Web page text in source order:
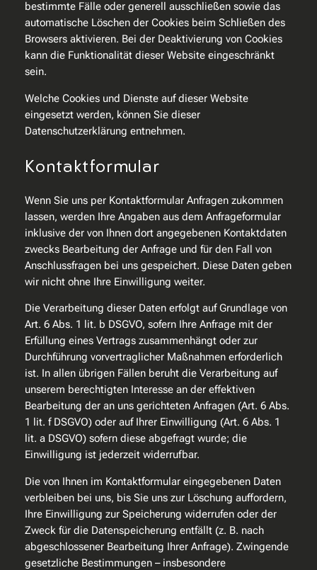
bestimmte Fälle oder generell ausschließen sowie das
automatische Löschen der Cookies beim Schließen des
Browsers aktivieren. Bei der Deaktivierung von Cookies
kann die Funktionalität dieser Website eingeschränkt
sein.
Welche Cookies und Dienste auf dieser Website
eingesetzt werden, können Sie dieser
Datenschutzerklärung entnehmen.
Kontaktformular
Wenn Sie uns per Kontaktformular Anfragen zukommen
lassen, werden Ihre Angaben aus dem Anfrageformular
inklusive der von Ihnen dort angegebenen Kontaktdaten
zwecks Bearbeitung der Anfrage und für den Fall von
Anschlussfragen bei uns gespeichert. Diese Daten geben
wir nicht ohne Ihre Einwilligung weiter.
Die Verarbeitung dieser Daten erfolgt auf Grundlage von
Art. 6 Abs. 1 lit. b DSGVO, sofern Ihre Anfrage mit der
Erfüllung eines Vertrags zusammenhängt oder zur
Durchführung vorvertraglicher Maßnahmen erforderlich
ist. In allen übrigen Fällen beruht die Verarbeitung auf
unserem berechtigten Interesse an der effektiven
Bearbeitung der an uns gerichteten Anfragen (Art. 6 Abs.
1 lit. f DSGVO) oder auf Ihrer Einwilligung (Art. 6 Abs. 1
lit. a DSGVO) sofern diese abgefragt wurde; die
Einwilligung ist jederzeit widerrufbar.
Die von Ihnen im Kontaktformular eingegebenen Daten
verbleiben bei uns, bis Sie uns zur Löschung auffordern,
Ihre Einwilligung zur Speicherung widerrufen oder der
Zweck für die Datenspeicherung entfällt (z. B. nach
abgeschlossener Bearbeitung Ihrer Anfrage). Zwingende
gesetzliche Bestimmungen – insbesondere